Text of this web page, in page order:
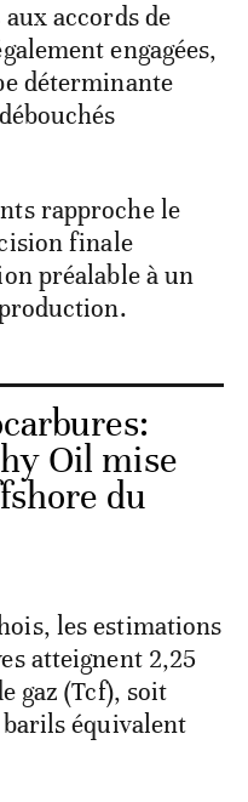
accords de
engagées,
déterminante
rapproche le
finale
préalable à un
Oil mise
du
les estimations
atteignent 2,25
gaz (Tcf), soit
équivalent